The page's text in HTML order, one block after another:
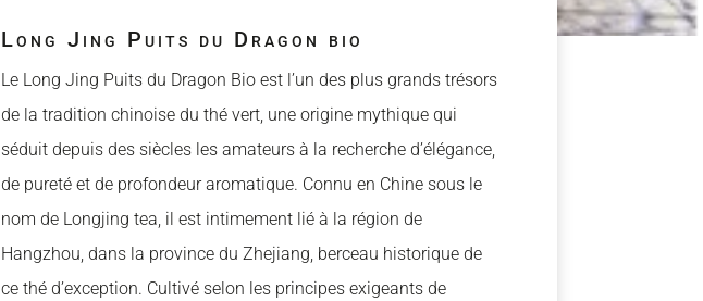
Long Jing Puits du Dragon bio
Le Long Jing Puits du Dragon Bio est l’un des plus grands trésors
de la tradition chinoise du thé vert, une origine mythique qui
séduit depuis des siècles les amateurs à la recherche d’élégance,
de pureté et de profondeur aromatique. Connu en Chine sous le
nom de Longjing tea, il est intimement lié à la région de
Hangzhou, dans la province du Zhejiang, berceau historique de
ce thé d’exception. Cultivé selon les principes exigeants de